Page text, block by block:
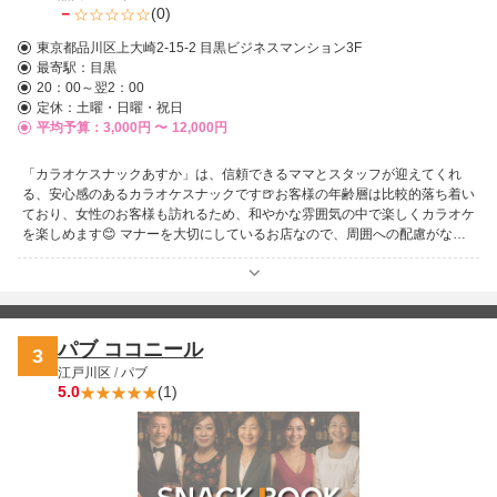
ト。桜木つばさママと一緒に、特別な夜を過ごしませんか？
－ (0)
東京都品川区上大崎2-15-2 目黒ビジネスマンション3F
最寄駅： 目黒
20：00～翌2：00
定休：土曜・日曜・祝日
平均予算：3,000円 〜 12,000円
「カラオケスナックあすか」は、信頼できるママとスタッフが迎えてくれ
る、安心感のあるカラオケスナックです🍺お客様の年齢層は比較的落ち着い
ており、女性のお客様も訪れるため、和やかな雰囲気の中で楽しくカラオケ
を楽しめます😊 マナーを大切にしているお店なので、周囲への配慮がない
お客様にはきちんと向き合ってくれるのも安心できるポイント✨気持ちよく
飲んで歌いたい方におすすめの一軒です🎤
3 パブ ココニール
江戸川区 /パブ
5.0 (1)